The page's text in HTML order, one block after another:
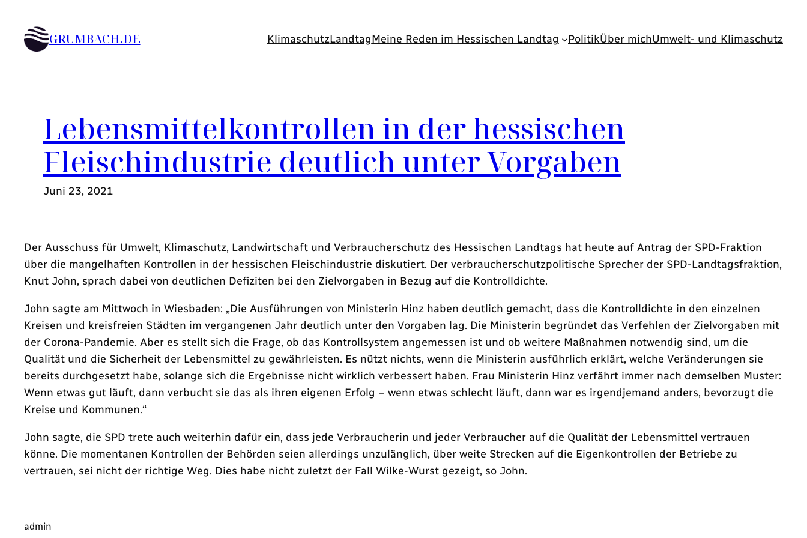
Inhalt
springenGRUMBACH.DE KlimaschutzLandtagMeine Reden im Hessischen Landtag PolitikÜber michUmwelt- und Klimaschutz
Lebensmittelkontrollen in der hessischen
Fleischindustrie deutlich unter Vorgaben
Juni 23, 2021
Der Ausschuss für Umwelt, Klimaschutz, Landwirtschaft und Verbraucherschutz des Hessischen Landtags hat heute auf Antrag der SPD-Fraktion
über die mangelhaften Kontrollen in der hessischen Fleischindustrie diskutiert. Der verbraucherschutzpolitische Sprecher der SPD-Landtagsfraktion,
Knut John, sprach dabei von deutlichen Defiziten bei den Zielvorgaben in Bezug auf die Kontrolldichte.
John sagte am Mittwoch in Wiesbaden: „Die Ausführungen von Ministerin Hinz haben deutlich gemacht, dass die Kontrolldichte in den einzelnen
Kreisen und kreisfreien Städten im vergangenen Jahr deutlich unter den Vorgaben lag. Die Ministerin begründet das Verfehlen der Zielvorgaben mit
der Corona-Pandemie. Aber es stellt sich die Frage, ob das Kontrollsystem angemessen ist und ob weitere Maßnahmen notwendig sind, um die
Qualität und die Sicherheit der Lebensmittel zu gewährleisten. Es nützt nichts, wenn die Ministerin ausführlich erklärt, welche Veränderungen sie
bereits durchgesetzt habe, solange sich die Ergebnisse nicht wirklich verbessert haben. Frau Ministerin Hinz verfährt immer nach demselben Muster:
Wenn etwas gut läuft, dann verbucht sie das als ihren eigenen Erfolg – wenn etwas schlecht läuft, dann war es irgendjemand anders, bevorzugt die
Kreise und Kommunen.“
John sagte, die SPD trete auch weiterhin dafür ein, dass jede Verbraucherin und jeder Verbraucher auf die Qualität der Lebensmittel vertrauen
könne. Die momentanen Kontrollen der Behörden seien allerdings unzulänglich, über weite Strecken auf die Eigenkontrollen der Betriebe zu
vertrauen, sei nicht der richtige Weg. Dies habe nicht zuletzt der Fall Wilke-Wurst gezeigt, so John.
admin